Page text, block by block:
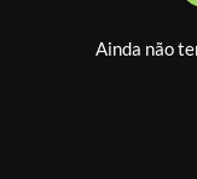
Ainda não